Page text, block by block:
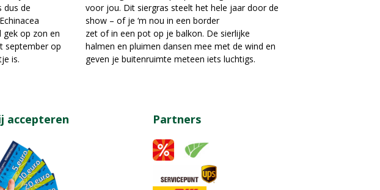
dus de
gek op zon en
september op
is.
voor jou. Dit siergras steelt het hele jaar door de
show – of je ‘m nou in een border
zet of in een pot op je balkon. De sierlijke
halmen en pluimen dansen mee met de wind en
geven je buitenruimte meteen iets luchtigs.
accepteren Partners